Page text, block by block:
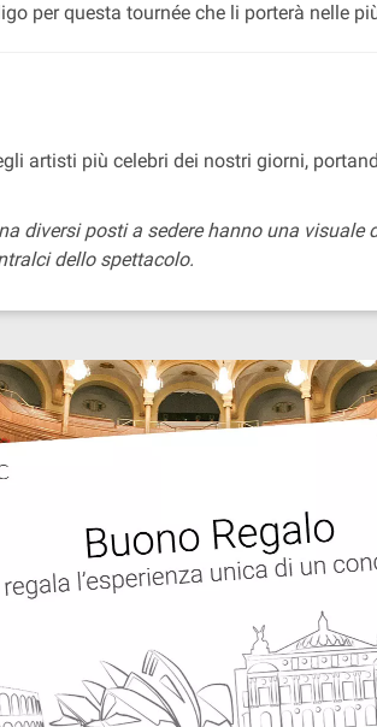
per questa tournée che li porterà nelle
artisti più celebri dei nostri giorni,
diversi posti a sedere hanno una
dello spettacolo.